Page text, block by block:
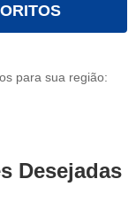
para sua região:
Desejadas